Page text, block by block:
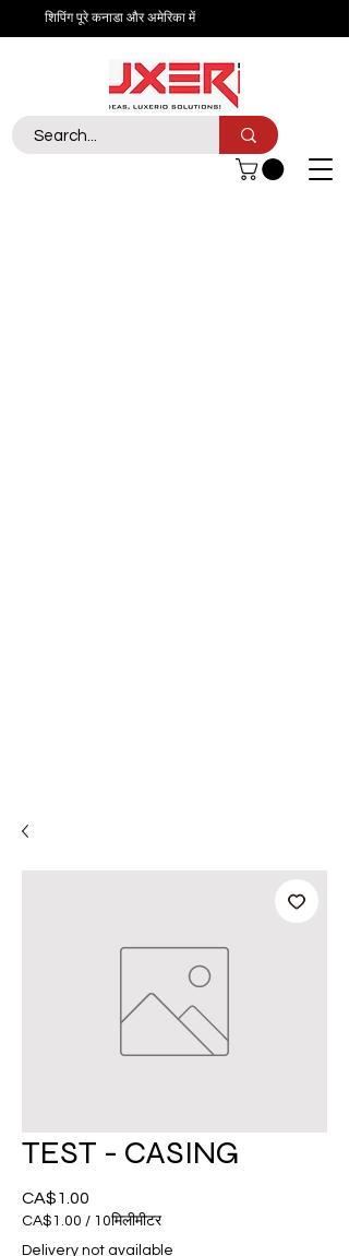
शिपिंग पूरे कनाडा और अमेरिका में
TEST - CASING
CA$1.00
CA$1.00 / 10मिलीमीटर
CA$1.00
Delivery not available